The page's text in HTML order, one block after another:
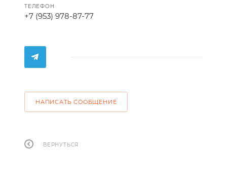
ТЕЛЕФОН
+7 (953) 978-87-77
НАПИСАТЬ СООБЩЕНИЕ
ВЕРНУТЬСЯ